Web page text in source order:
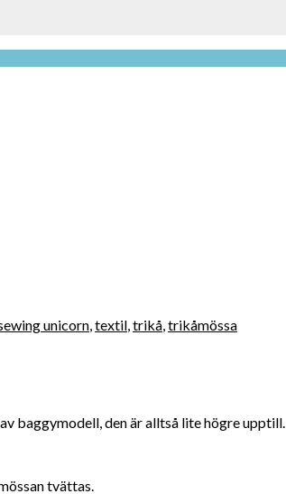
unicorn,textil,trikå,trikåmössa
baggymodell, den är alltså lite högre upptill.
tvättas.